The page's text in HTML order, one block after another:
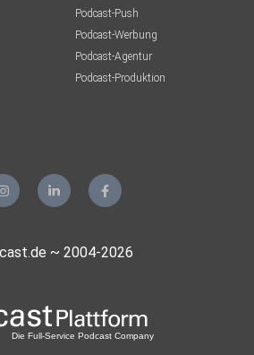
Podcast-Push
Podcast-Werbung
Podcast-Agentur
Podcast-Produktion
~ 2004-2026